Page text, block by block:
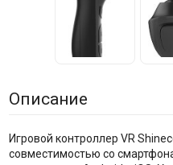
Описание
Игровой контроллер VR
совместимостью со